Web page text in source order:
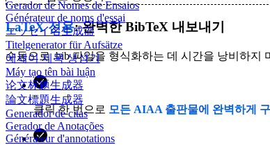
Gerador de Nomes de Ensaios
Générateur de noms d'essai
エッセイ名生成器
Titelgenerator für Aufsätze
에세이 제목 생성기
Máy tạo tên bài luận
论文标题生成器
論文標題生成器
Generador de citas
Gerador de Anotações
Générateur d'annotations
LaTeX 전용: 완벽한 BibTeX 내보내기
수동으로 .bib 파일을 형식화하는 데 시간을 낭비하
클릭 한 번으로 모든 AIAA 출판물에 완벽하게